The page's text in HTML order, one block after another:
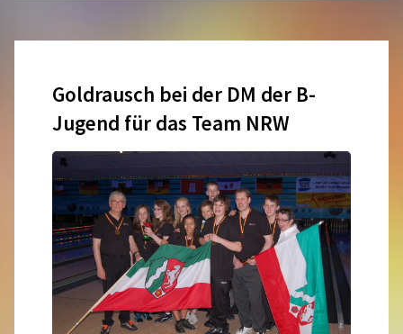
28.04.2013"
Goldrausch bei der DM der B-
Jugend für das Team NRW